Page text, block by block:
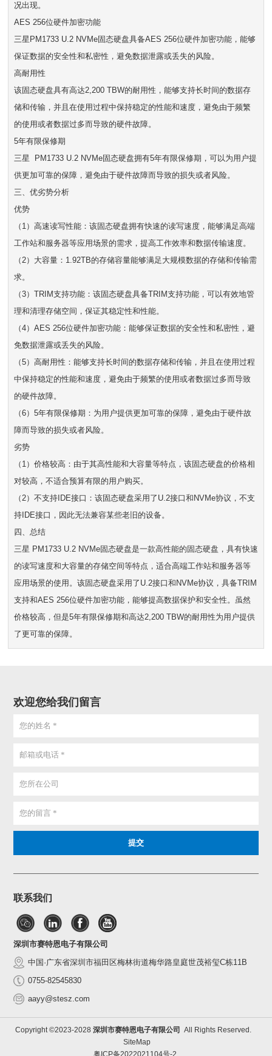
况出现。
AES 256位硬件加密功能
三星PM1733 U.2 NVMe固态硬盘具备AES 256位硬件加密功能，能够
保证数据的安全性和私密性，避免数据泄露或丢失的风险。
高耐用性
该固态硬盘具有高达2,200 TBW的耐用性，能够支持长时间的数据存
储和传输，并且在使用过程中保持稳定的性能和速度，避免由于频繁
的使用或者数据过多而导致的硬件故障。
5年有限保修期
三星 PM1733 U.2 NVMe固态硬盘拥有5年有限保修期，可以为用户提
供更加可靠的保障，避免由于硬件故障而导致的损失或者风险。
三、优劣势分析
优势
（1）高速读写性能：该固态硬盘拥有快速的读写速度，能够满足高端
工作站和服务器等应用场景的需求，提高工作效率和数据传输速度。
（2）大容量：1.92TB的存储容量能够满足大规模数据的存储和传输需
求。
（3）TRIM支持功能：该固态硬盘具备TRIM支持功能，可以有效地管
理和清理存储空间，保证其稳定性和性能。
（4）AES 256位硬件加密功能：能够保证数据的安全性和私密性，避
免数据泄露或丢失的风险。
（5）高耐用性：能够支持长时间的数据存储和传输，并且在使用过程
中保持稳定的性能和速度，避免由于频繁的使用或者数据过多而导致
的硬件故障。
（6）5年有限保修期：为用户提供更加可靠的保障，避免由于硬件故
障而导致的损失或者风险。
劣势
（1）价格较高：由于其高性能和大容量等特点，该固态硬盘的价格相
对较高，不适合预算有限的用户购买。
（2）不支持IDE接口：该固态硬盘采用了U.2接口和NVMe协议，不支
持IDE接口，因此无法兼容某些老旧的设备。
四、总结
三星 PM1733 U.2 NVMe固态硬盘是一款高性能的固态硬盘，具有快速
的读写速度和大容量的存储空间等特点，适合高端工作站和服务器等
应用场景的使用。该固态硬盘采用了U.2接口和NVMe协议，具备TRIM
支持和AES 256位硬件加密功能，能够提高数据保护和安全性。虽然
价格较高，但是5年有限保修期和高达2,200 TBW的耐用性为用户提供
了更可靠的保障。
欢迎您给我们留言
联系我们
深圳市赛特恩电子有限公司
中国·广东省深圳市福田区梅林街道梅华路皇庭世茂裕玺C栋11B
0755-82545830
aayy@stesz.com
Copyright ©2023-2028 深圳市赛特恩电子有限公司
All Rights Reserved.
SiteMap
粤ICP备2022021104号-2